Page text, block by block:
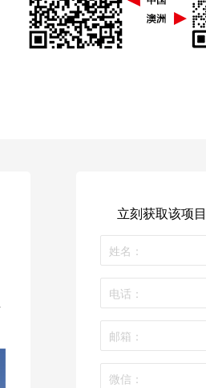
立刻获取该项目